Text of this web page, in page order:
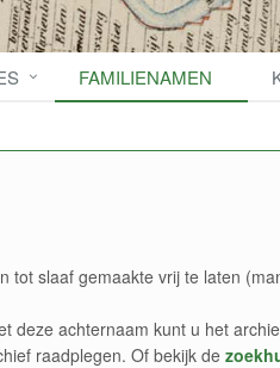
FAMILIENAMEN
tot slaaf gemaakte vrij te laten
deze achternaam kunt u het
raadplegen. Of bekijk de